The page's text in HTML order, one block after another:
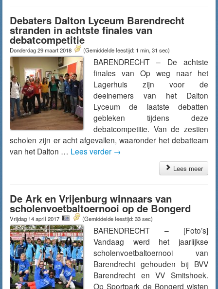
Debaters Dalton Lyceum Barendrecht
stranden in achtste finales van
debatcompetitie
Donderdag 29 maart 2018 (Gemiddelde leestijd: 1 min, 31 sec)
BARENDRECHT – De achtste
finales van Op weg naar het
Lagerhuis zijn voor de
deelnemers van het Dalton
Lyceum de laatste debatten
gebleken tijdens deze
debatcompetitie. Van de zestien
scholen zijn er acht afgevallen, waaronder het debatteam
van het Dalton … Lees verder →
Lees meer
De Ark en Vrijenburg winnaars van
scholenvoetbaltoernooi op de Bongerd
Vrijdag 14 april 2017 (Gemiddelde leestijd: 33 sec)
BARENDRECHT – [Foto’s]
Vandaag werd het jaarlijkse
scholenvoetbaltoernooi van
Barendrecht gehouden bij BVV
Barendrecht en VV Smitshoek.
Op Sportpark de Bongerd wisten